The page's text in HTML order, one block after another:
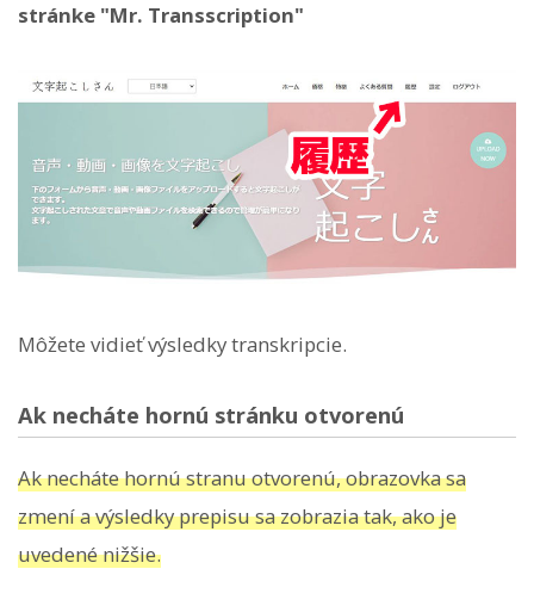
stránke "Mr. Transscription"
Môžete vidieť výsledky transkripcie.
Ak necháte hornú stránku otvorenú
Ak necháte hornú stranu otvorenú, obrazovka sa
zmení a výsledky prepisu sa zobrazia tak, ako je
uvedené nižšie.